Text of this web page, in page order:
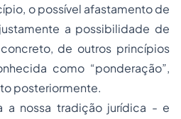
o possível afastamento de
a possibilidade de
de outros princípios
como “ponderação”,
posteriormente.
a nossa tradição jurídica - e